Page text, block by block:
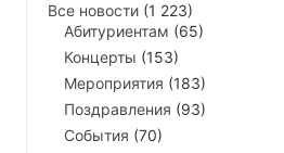
Все новости (1 223)
Абитуриентам (65)
Концерты (153)
Мероприятия (183)
Поздравления (93)
События (70)